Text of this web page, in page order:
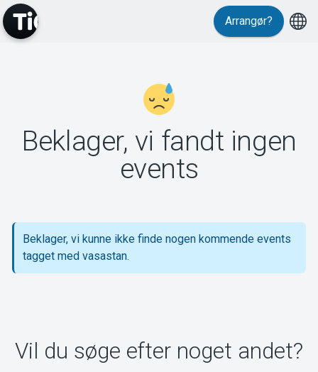
Support
Om Tickster
Arrangør?
Beklager, vi fandt ingen
events
Beklager, vi kunne ikke finde nogen kommende events
tagget med vasastan.
Vil du søge efter noget andet?